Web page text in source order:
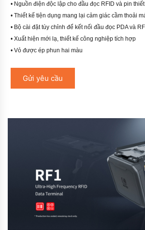
• Nguồn điện độc lập cho đầu đọc RFID và pin
• Thiết kế tiện dụng mang lại cảm giác cầm thoải
• Bộ cài đặt tùy chỉnh để kết nối đầu đọc PDA và
• Xuất hiện mới lạ, thiết kế công nghiệp tích hợp
• Vỏ được ép phun hai màu
Gửi yêu cầu